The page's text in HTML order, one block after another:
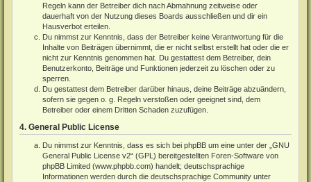
Regeln kann der Betreiber dich nach Abmahnung zeitweise oder
dauerhaft von der Nutzung dieses Boards ausschließen und dir ein
Hausverbot erteilen.
Du nimmst zur Kenntnis, dass der Betreiber keine Verantwortung für die
Inhalte von Beiträgen übernimmt, die er nicht selbst erstellt hat oder die er
nicht zur Kenntnis genommen hat. Du gestattest dem Betreiber, dein
Benutzerkonto, Beiträge und Funktionen jederzeit zu löschen oder zu
sperren.
Du gestattest dem Betreiber darüber hinaus, deine Beiträge abzuändern,
sofern sie gegen o. g. Regeln verstoßen oder geeignet sind, dem
Betreiber oder einem Dritten Schaden zuzufügen.
4. General Public License
Du nimmst zur Kenntnis, dass es sich bei phpBB um eine unter der „GNU
General Public License v2“ (GPL) bereitgestellten Foren-Software von
phpBB Limited (www.phpbb.com) handelt; deutschsprachige
Informationen werden durch die deutschsprachige Community unter